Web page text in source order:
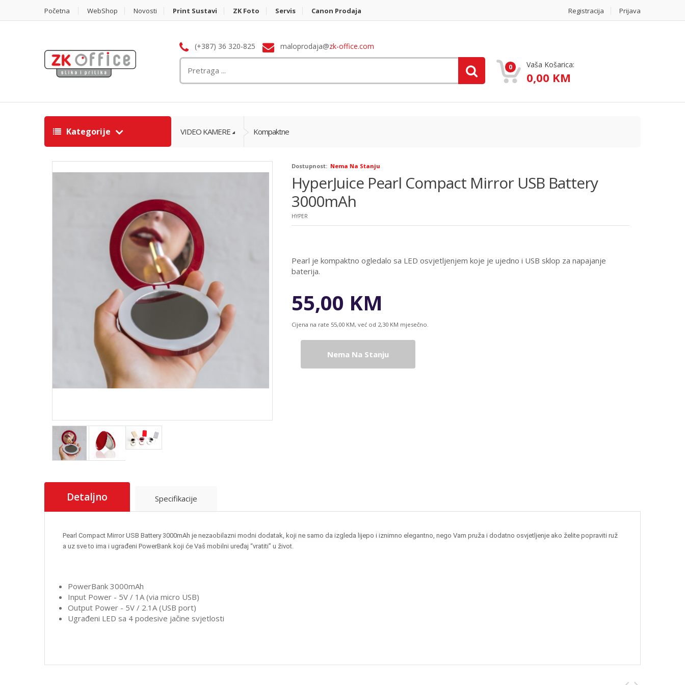
Početna WebShop Novosti Print Sustavi ZK Foto Servis Canon Prodaja Registracija Prijava
(+387) 36 320-825 maloprodaja@zk-office.com
0 Vaša Košarica:
0,00 KM
Kategorije VIDEO KAMERE Kompaktne
Dostupnost: Nema Na Stanju
HyperJuice Pearl Compact Mirror USB Battery
3000mAh
HYPER
Pearl je kompaktno ogledalo sa LED osvjetljenjem koje je ujedno i USB sklop za napajanje
baterija.
55,00 KM
Cijena na rate 55,00 KM, već od 2,30 KM mjesečno.
Nema Na Stanju
Detaljno Specifikacije
Pearl Compact Mirror USB Battery 3000mAh je nezaobilazni modni dodatak, koji ne samo da izgleda lijepo i iznimno elegantno, nego Vam pruža i dodatno osvjetljenje ako želite popraviti ruž
a uz sve to ima i ugrađeni PowerBank koji će Vaš mobilni uređaj “vratiti” u život.
PowerBank 3000mAh
Input Power - 5V / 1A (via micro USB)
Output Power - 5V / 2.1A (USB port)
Ugrađeni LED sa 4 podesive jačine svjetlosti